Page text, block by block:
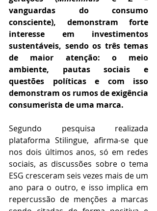
vanguardas do consumo
consciente), demonstram forte
interesse em investimentos
sustentáveis, sendo os três temas
de maior atenção: o meio
ambiente, pautas sociais e
questões políticas e com isso
demonstram os rumos de exigência
consumerista de uma marca.
Segundo pesquisa realizada
plataforma Stilingue, afirma-se que
nos dois últimos anos, só em redes
sociais, as discussões sobre o tema
ESG cresceram seis vezes mais de um
ano para o outro, e isso implica em
repercussão de menções a marcas